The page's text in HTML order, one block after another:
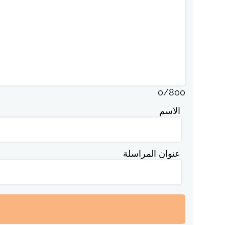
0/800
الاسم
عنوان المراسلة